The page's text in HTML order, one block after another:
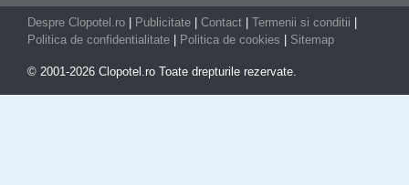
Despre Clopotel.ro Publicitate Contact Termenii si conditii
Politica de confidentialitate
Politica de cookies Sitemap
© 2001-2026 Clopotel.ro Toate drepturile rezervate.